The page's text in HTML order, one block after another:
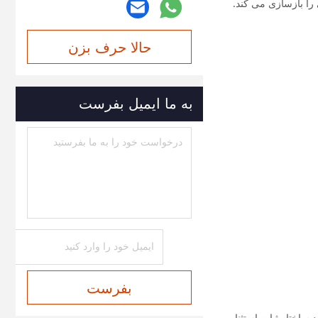
بازسازی می کند.
حالا حرف بزن
به ما ایمیل بفرست
بفرست